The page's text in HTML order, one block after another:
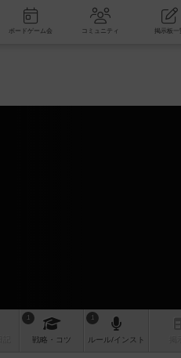
ビュー ボードゲーム会 コミュニティ
1
戦略 ・コツ
1
ルール/インスト